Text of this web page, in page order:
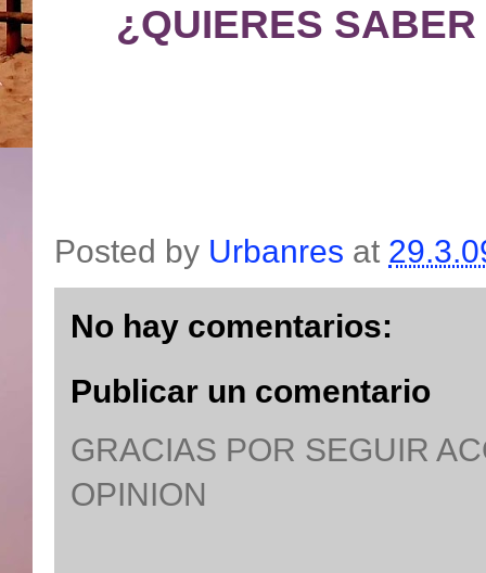
¿QUIERES
Posted by Urbanres at
No hay comentarios:
Publicar un comentario
GRACIAS POR SEGUIR
OPINION